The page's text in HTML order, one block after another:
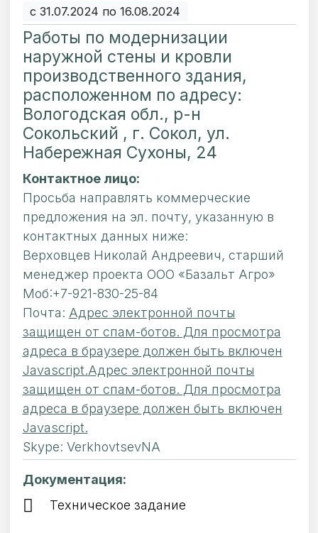
с 31.07.2024 по 16.08.2024
Работы по модернизации
наружной стены и кровли
производственного здания,
расположенном по адресу:
Вологодская обл., р-н
Сокольский , г. Сокол, ул.
Набережная Сухоны, 24
Контактное лицо:
Просьба направлять коммерческие
предложения на эл. почту, указанную в
контактных данных ниже:
Верховцев Николай Андреевич, старший
менеджер проекта ООО «Базальт Агро»
Моб:+7-921-830-25-84
Почта: Адрес электронной почты
защищен от спам-ботов. Для просмотра
адреса в браузере должен быть включен
Javascript.Адрес электронной почты
защищен от спам-ботов. Для просмотра
адреса в браузере должен быть включен
Javascript.
Skype: VerkhovtsevNA
Документация:
Техническое задание